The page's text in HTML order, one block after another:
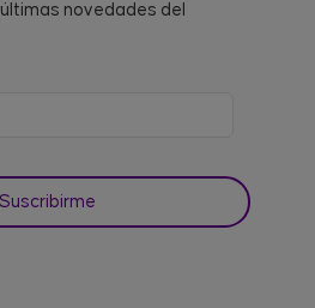
novedades del